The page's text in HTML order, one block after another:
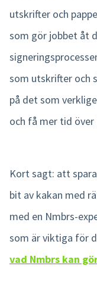
utskrifter och
som gör jobbet åt
som utskrifter och
på det som
och få mer tid
Kort sagt: att
bit av kakan med
med en Nmbrs-
som är viktiga för
vad Nmbrs kan